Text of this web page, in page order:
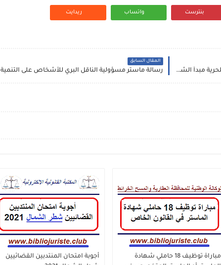
بنترست واتساب ريدايت
بحث حول موضوع بدائل العقوبات السالبة للحرية مبدأ الشرعية الجنائية بحث المسؤولية الجنائية عن حوادث السير التدابير الوقائية في القانون الجنائي المسؤولية الجنائية عن فعل الغير الشكاية المباشرة في قانون المسطرة الجنائية
المقال السابق
رسالة ماستر مسؤولية الناقل البري للأشخاص على التنمية
مباراة توظيف 18 حاملي شهادة
أجوبة امتحان المنتدبين القضائيين